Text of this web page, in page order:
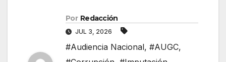
Por Redacción
JUL 3, 2026
#Audiencia Nacional, #AUGC,